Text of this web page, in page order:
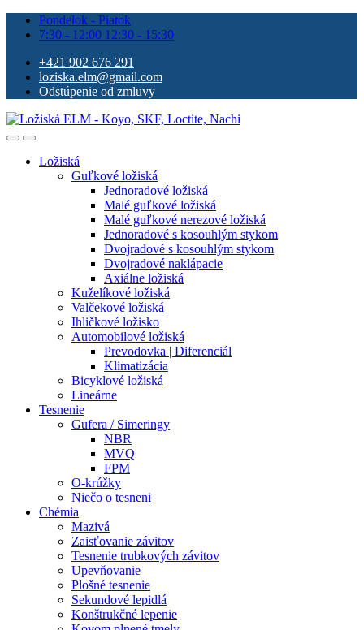
Pondelok - Piatok
7:30 - 12:00 12:30 - 15:30
+421 902 676 291
loziska.elm@gmail.com
Odstúpenie od zmluvy
Ložiská
Guľkové ložiská
Jednoradové ložiská
Malé guľkové ložiská
Malé guľkové nerezové ložiská
Jednoradové s kosouhlým stykom
Dvojradové s kosouhlým stykom
Dvojradové naklápacie
Axiálne ložiská
Kuželíkové ložiská
Valčekové ložiská
Ihličkové ložisko
Automobilové ložiská
Prevodovka | Diferenciál
Klimatizácia
Bicyklové ložiská
Lineárne
Tesnenie
Gufera / Simeringy
NBR
MVQ
FPM
O-krúžky
Niečo o tesneni
Chémia
Mazivá
Zaisťovanie závitov
Tesnenie trubkových závitov
Upevňovanie
Plošné tesnenie
Sekundové lepidlá
Konštrukčné lepenie